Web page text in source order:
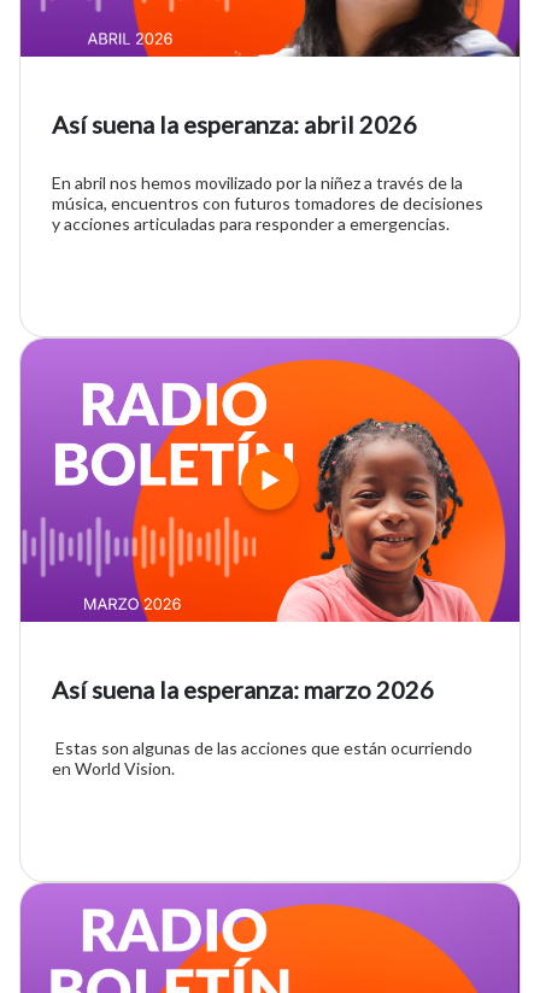
Así suena la esperanza: abril 2026
En abril nos hemos movilizado por la niñez a través de la
música, encuentros con futuros tomadores de decisiones
y acciones articuladas para responder a emergencias.
Así suena la esperanza: marzo 2026
Estas son algunas de las acciones que están ocurriendo
en World Vision.